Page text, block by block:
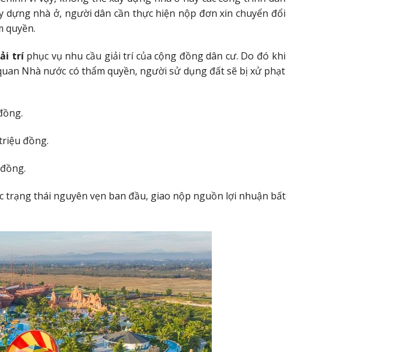
nhà ở, người dân cần thực hiện nộp đơn xin chuyển đổi
quyền.
tríphục vụ nhu cầu giải trí của cộng đồng dân cư. Do đó khi
Nhà nước có thẩm quyền, người sử dụng đất sẽ bị xử phạt
đồng.
thái nguyên vẹn ban đầu, giao nộp nguồn lợi nhuận bất